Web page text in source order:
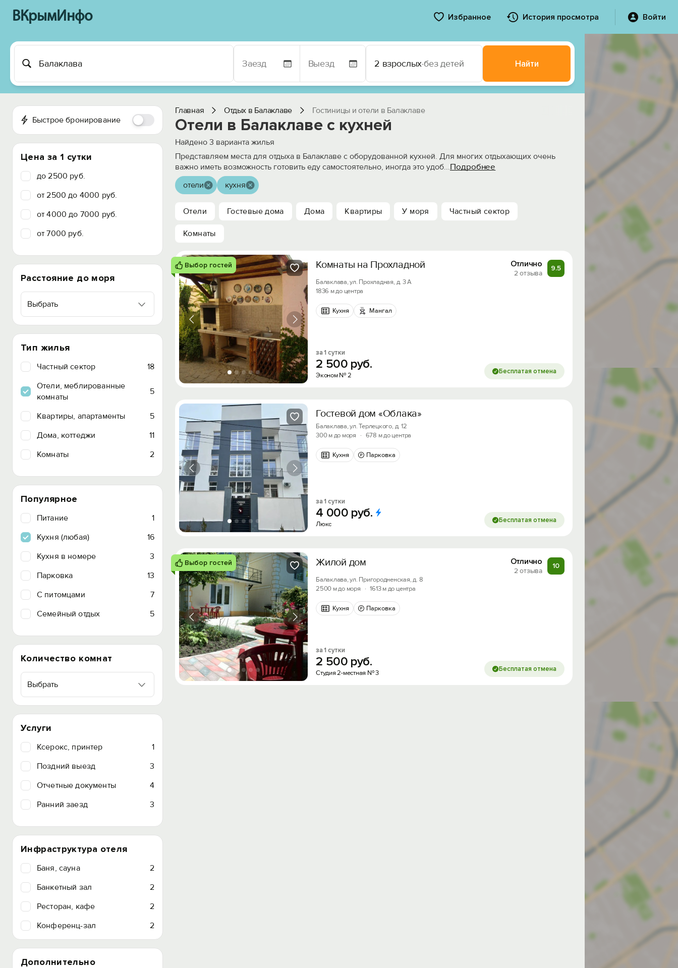
ВКрымИнфо Избранное История просмотра Войти
2 взрослых·без детей Найти
Быстрое бронирование
Цена за 1 сутки
до 2500 руб.
от 2500 до 4000 руб.
от 4000 до 7000 руб.
от 7000 руб.
Расстояние до моря
Выбрать
Тип жилья
Частный сектор
18
Отели, меблированные
комнаты
5
Квартиры, апартаменты
5
Дома, коттеджи
11
Комнаты
2
Популярное
Питание
1
Кухня (любая)
16
Кухня в номере
3
Парковка
13
C питомцами
7
Семейный отдых
5
Количество комнат
Выбрать
Услуги
Ксерокс, принтер
1
Поздний выезд
3
Отчетные документы
4
Ранний заезд
3
Инфраструктура отеля
Баня, сауна
2
Банкетный зал
2
Ресторан, кафе
2
Конференц-зал
2
Дополнительно
Главная Отдых в Балаклаве Гостиницы и отели в Балаклаве
Отели в Балаклаве с кухней
Найдено 3 варианта жилья
Представляем места для отдыха в Балаклаве с оборудованной кухней. Для многих отдыхающих очень
важно иметь возможность готовить еду самостоятельно, иногда это удоб...Подробнее
отели кухня
Отели Гостевые дома Дома Квартиры У моря Частный сектор
Комнаты
Выбор гостей Комнаты на Прохладной Отлично
2 отзыва
9.5
Балаклава, ул. Прохладная, д. 3 А
1836 м до центра
Кухня Мангал
за 1 сутки
2 500 руб.
Эконом № 2 Бесплатая отмена
Гостевой дом «Облака»
Балаклава, ул. Терлецкого, д. 12
300 м до моря
· 678 м до центра
Кухня Парковка
за 1 сутки
4 000 руб.
Люкс Бесплатая отмена
Выбор гостей Жилой дом Отлично
2 отзыва
10
Балаклава, ул. Пригородненская, д. 8
2500 м до моря
· 1613 м до центра
Кухня Парковка
за 1 сутки
2 500 руб.
Студия 2-местная № 3 Бесплатая отмена